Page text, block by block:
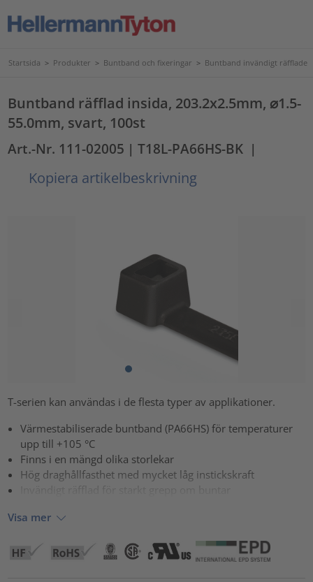
Startsida > Produkter > Buntband och fixeringar > Buntband invändigt räfflade
Buntband räfflad insida, 203.2x2.5mm, ⌀1.5-
55.0mm, svart, 100st
Art.-Nr. 111-02005 | T18L-PA66HS-BK |
Kopiera artikelbeskrivning
T-serien kan användas i de flesta typer av applikationer.
Värmestabiliserade buntband (PA66HS) för temperaturer
upp till +105 °C
Finns i en mängd olika storlekar
Hög draghållfasthet med mycket låg instickskraft
Invändigt räfflad för starkt grepp om buntar
Visa mer